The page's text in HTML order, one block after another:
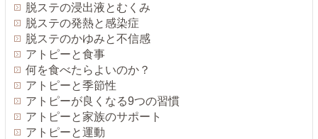
脱ステの浸出液とむくみ
脱ステの発熱と感染症
脱ステのかゆみと不信感
アトピーと食事
何を食べたらよいのか？
アトピーと季節性
アトピーが良くなる9つの習慣
アトピーと家族のサポート
アトピーと運動